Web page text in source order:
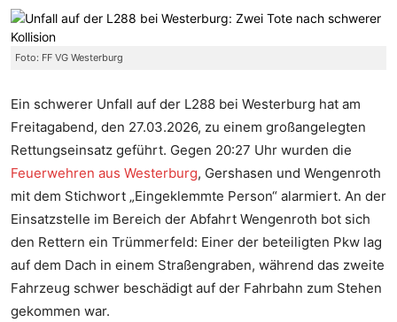
Foto: FF VG Westerburg
Ein schwerer Unfall auf der L288 bei Westerburg hat am
Freitagabend, den 27.03.2026, zu einem großangelegten
Rettungseinsatz geführt. Gegen 20:27 Uhr wurden die
Feuerwehren aus Westerburg, Gershasen und Wengenroth
mit dem Stichwort „Eingeklemmte Person“ alarmiert. An der
Einsatzstelle im Bereich der Abfahrt Wengenroth bot sich
den Rettern ein Trümmerfeld: Einer der beteiligten Pkw lag
auf dem Dach in einem Straßengraben, während das zweite
Fahrzeug schwer beschädigt auf der Fahrbahn zum Stehen
gekommen war.